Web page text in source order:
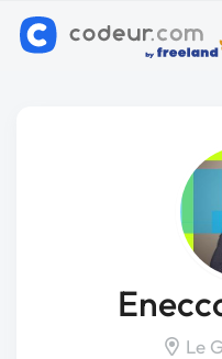
Le